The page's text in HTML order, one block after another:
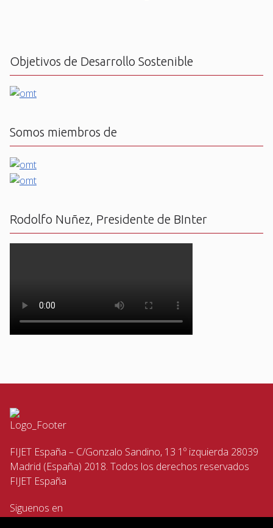
Objetivos de Desarrollo Sostenible
Somos miembros de
Rodolfo Nuñez, Presidente de BInter
FIJET España – C/Gonzalo Sandino, 13 1º izquierda 28039
Madrid (España) 2018. Todos los derechos reservados
FIJET España
Siguenos en